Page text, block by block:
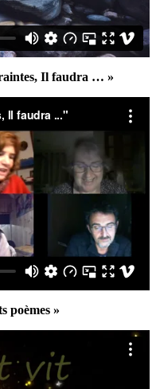
Il faudra … »
poèmes »